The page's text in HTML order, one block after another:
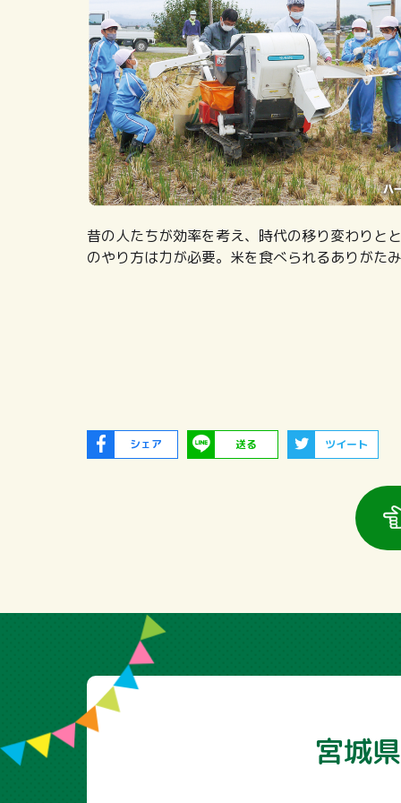
昔の人たちが効率を考え、時代の移り変わりと
のやり方は力が必要。米を食べられるありがた
シェア 送る ツイート
宮城